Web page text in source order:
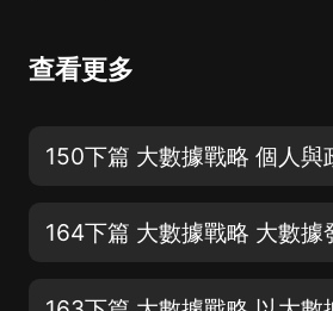
查看更多